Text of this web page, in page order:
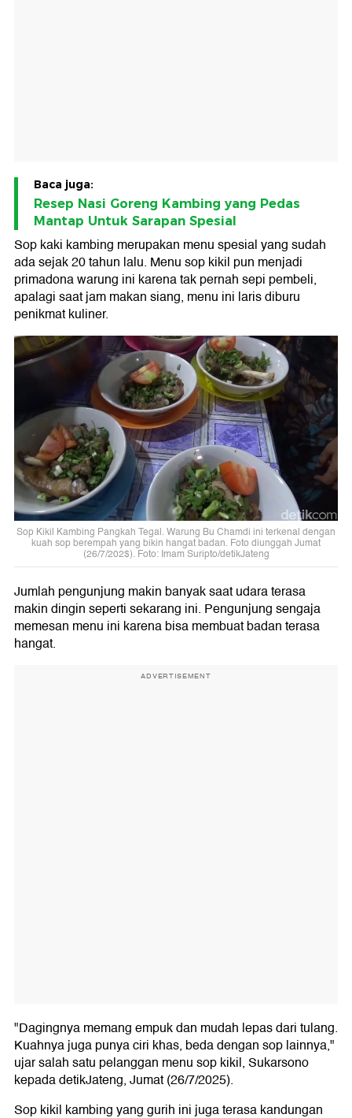
Baca juga:
Resep Nasi Goreng Kambing yang Pedas
Mantap Untuk Sarapan Spesial
Sop kaki kambing merupakan menu spesial yang sudah
ada sejak 20 tahun lalu. Menu sop kikil pun menjadi
primadona warung ini karena tak pernah sepi pembeli,
apalagi saat jam makan siang, menu ini laris diburu
penikmat kuliner.
Sop Kikil Kambing Pangkah Tegal. Warung Bu Chamdi ini terkenal dengan
kuah sop berempah yang bikin hangat badan. Foto diunggah Jumat
(26/7/202$). Foto: Imam Suripto/detikJateng
Jumlah pengunjung makin banyak saat udara terasa
makin dingin seperti sekarang ini. Pengunjung sengaja
memesan menu ini karena bisa membuat badan terasa
hangat.
ADVERTISEMENT
"Dagingnya memang empuk dan mudah lepas dari tulang.
Kuahnya juga punya ciri khas, beda dengan sop lainnya,"
ujar salah satu pelanggan menu sop kikil, Sukarsono
kepada detikJateng, Jumat (26/7/2025).
Sop kikil kambing yang gurih ini juga terasa kandungan